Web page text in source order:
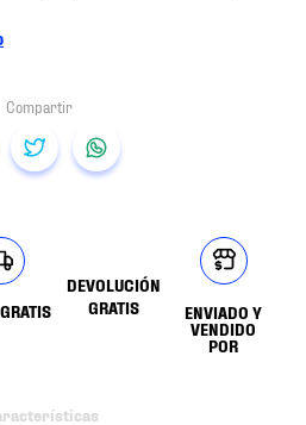
DEVOLUCIÓN
GRATIS
ENVIADO Y
VENDIDO
POR